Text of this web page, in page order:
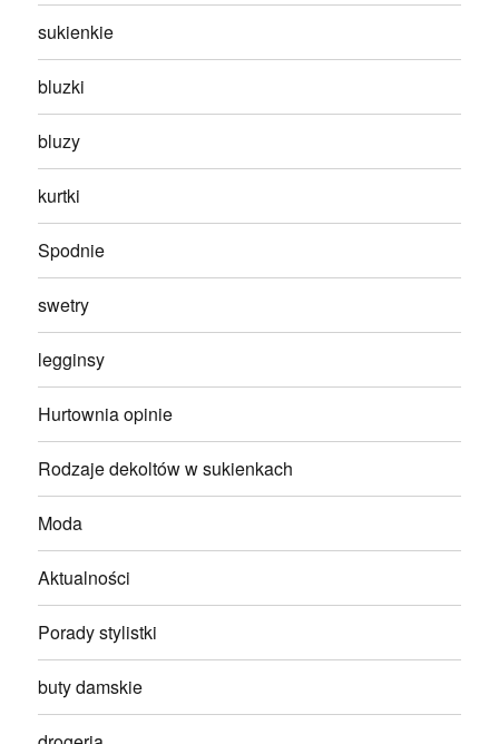
sukienkie
bluzki
bluzy
kurtki
Spodnie
swetry
legginsy
Hurtownia opinie
Rodzaje dekoltów w sukienkach
Moda
Aktualności
Porady stylistki
buty damskie